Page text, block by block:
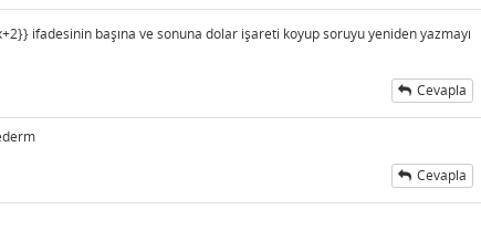
ifadesinin başına ve sonuna dolar işareti koyup soruyu yeniden yazmayı
Cevapla
Cevapla